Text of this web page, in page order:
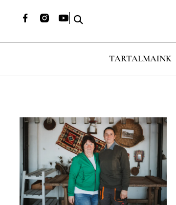
TARTALMAINK